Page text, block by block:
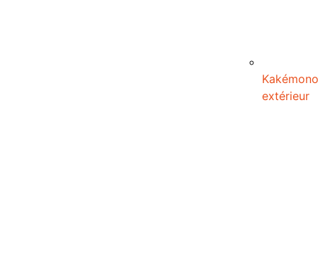
Kakémono
extérieur